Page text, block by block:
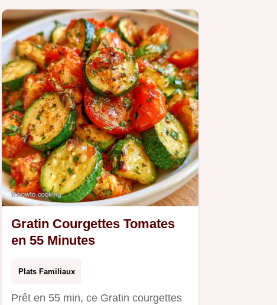
Gratin Courgettes Tomates
en 55 Minutes
Plats Familiaux
Prêt en 55 min, ce Gratin courgettes